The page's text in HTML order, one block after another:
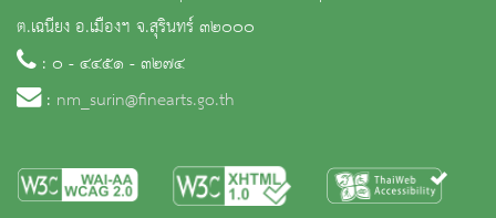
ต.เฉนียง อ.เมืองฯ จ.สุรินทร์ ๓๒๐๐๐
: ๐ - ๔๔๕๑ - ๓๒๗๔
: nm_surin@finearts.go.th